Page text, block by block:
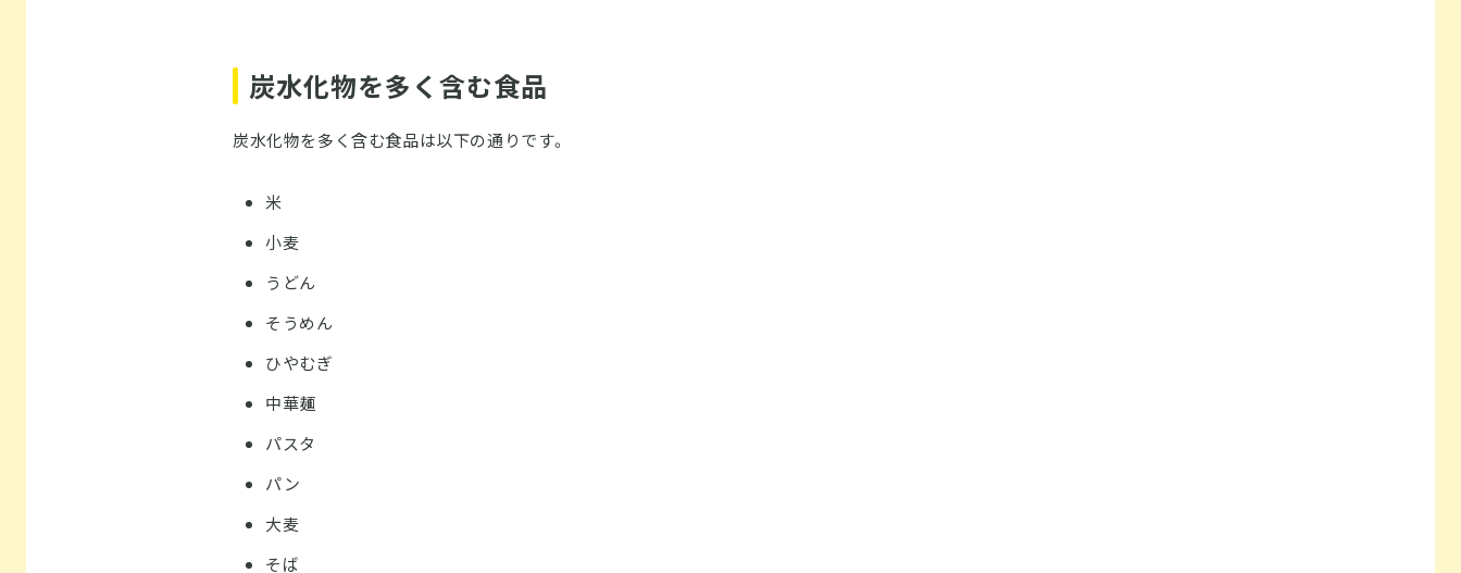
炭水化物を多く含む食品
炭水化物を多く含む食品は以下の通りです。
米
小麦
うどん
そうめん
ひやむぎ
中華麺
パスタ
パン
大麦
そば